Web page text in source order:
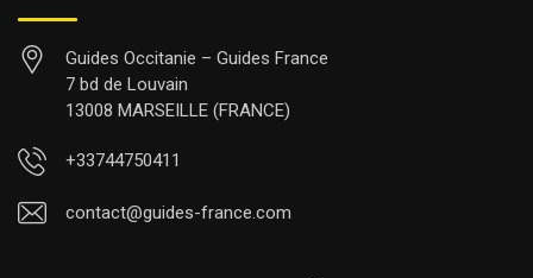
Guides Occitanie – Guides France
7 bd de Louvain
13008 MARSEILLE (FRANCE)
+33744750411
contact@guides-france.com